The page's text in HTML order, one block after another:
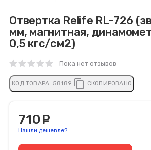
Отвертка Relife RL-726
мм, магнитная,
0,5 кгс/см2)
Пока нет отзывов
КОД ТОВАРА: 58189 content_copy СКОПИРОВАНО
710
Нашли дешевле?